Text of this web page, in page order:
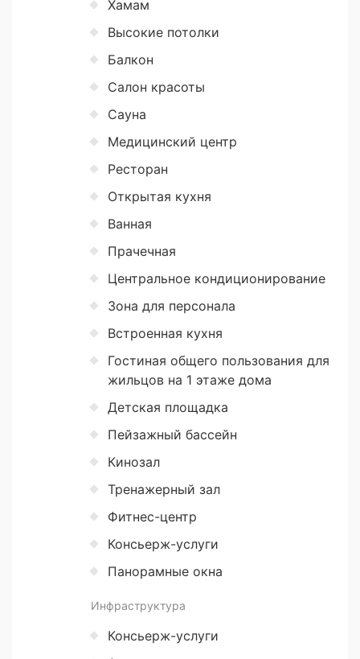
Хамам
Высокие потолки
Балкон
Салон красоты
Сауна
Медицинский центр
Ресторан
Открытая кухня
Ванная
Прачечная
Центральное кондиционирование
Зона для персонала
Встроенная кухня
Гостиная общего пользования для
жильцов на 1 этаже дома
Детская площадка
Пейзажный бассейн
Кинозал
Тренажерный зал
Фитнес-центр
Консьерж-услуги
Панорамные окна
Инфраструктура
Консьерж-услуги